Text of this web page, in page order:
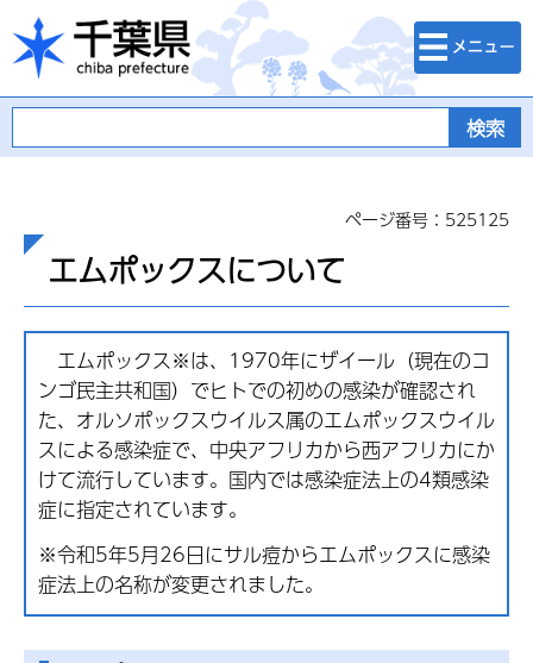
千葉県
検索・メニュ
ー
ページ番号：525125
エムポックスについて
エムポックス※は、1970年にザイール（現在のコ
ンゴ民主共和国）でヒトでの初めの感染が確認され
た、オルソポックスウイルス属のエムポックスウイル
スによる感染症で、中央アフリカから西アフリカにか
けて流行しています。国内では感染症法上の4類感染
症に指定されています。
※令和5年5月26日にサル痘からエムポックスに感染
症法上の名称が変更されました。